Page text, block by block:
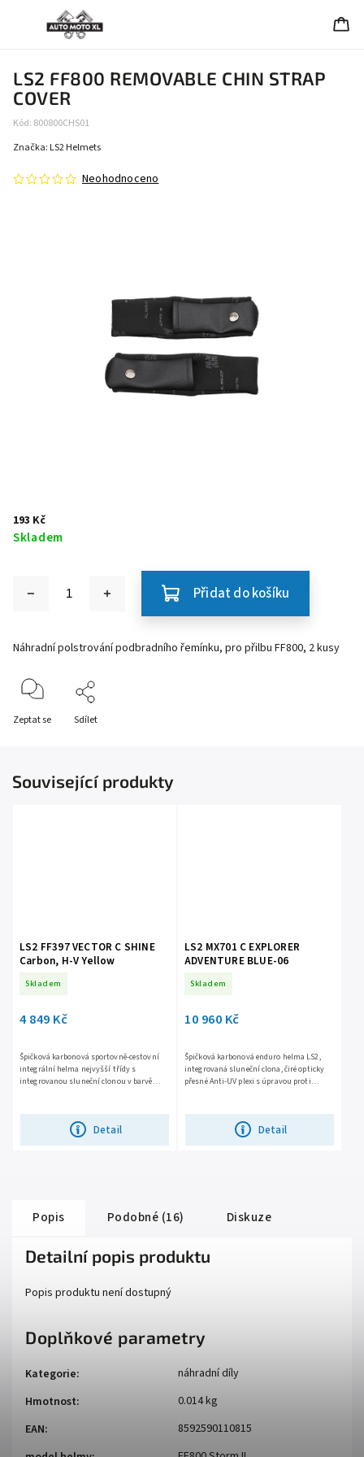
LS2 FF800 REMOVABLE CHIN STRAP
COVER
Kód: 800800CHS01
Neohodnoceno
Značka: LS2 Helmets
193 Kč
Skladem
Přidat do košíku
Náhradní polstrování podbradního řemínku, pro přilbu FF800, 2 kusy
Zeptat se Sdílet
Související produkty
LS2 FF397 VECTOR C SHINE
Carbon, H-V Yellow
Skladem
4 849 Kč
Detail
Špičková karbonová sportovně-cestovní
integrální helma nejvyšší třídy s
integrovanou sluneční clonou v barvě
LS2 MX701 C EXPLORER
ADVENTURE BLUE-06
Skladem
10 960 Kč
Detail
Špičková karbonová enduro helma LS2,
integrovaná sluneční clona, čiré opticky
přesné Anti-UV plexi s úpravou proti
Popis Podobné (16) Diskuze
Detailní popis produktu
Popis produktu není dostupný
Doplňkové parametry
Kategorie:
náhradní díly
Hmotnost:
0.014 kg
EAN:
8592590110815